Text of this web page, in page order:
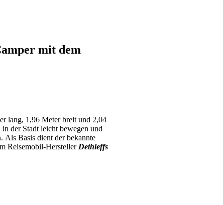
mit dem
lang, 1,96 Meter breit und 2,04
der Stadt leicht bewegen und
Als Basis dient der bekannte
Reisemobil-Hersteller Dethleffs